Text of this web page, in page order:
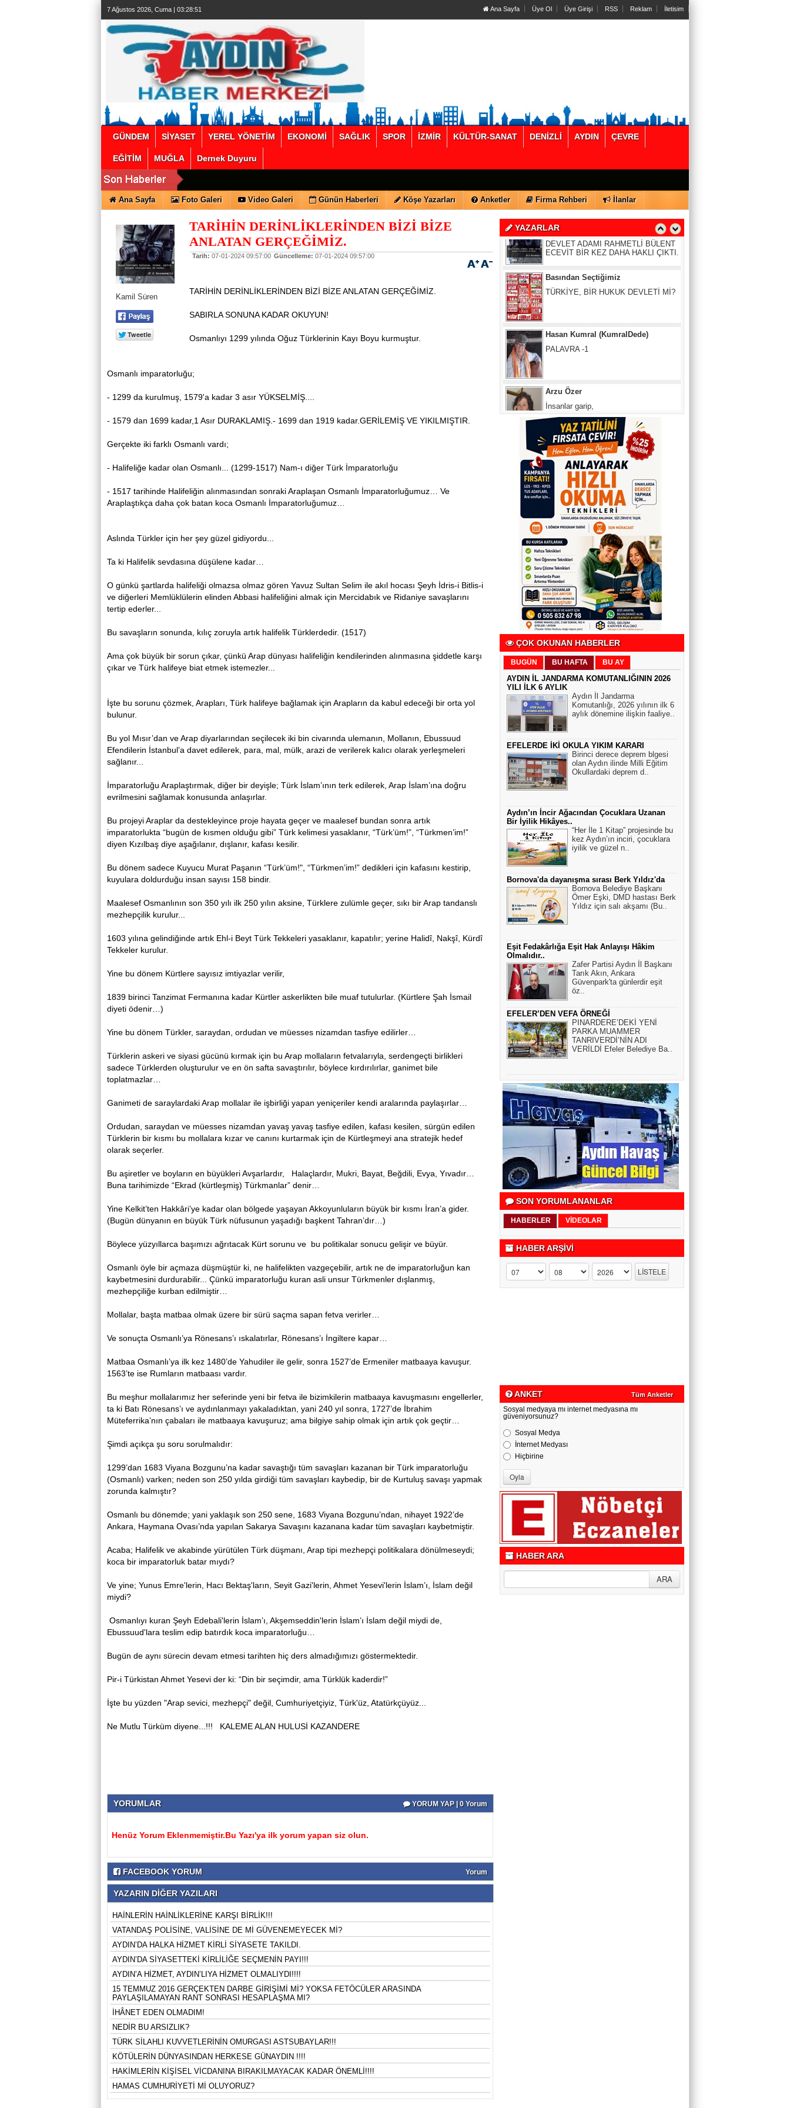
7 Ağustos 2026, Cuma | 03:28:52 Ana Sayfa Üye Ol Üye Girişi RSS Reklam İletisim
GÜNDEM SİYASET YEREL YÖNETİM EKONOMİ SAĞLIK SPOR İZMİR KÜLTÜR-SANAT DENİZLİ AYDIN ÇEVRE
EĞİTİM MUĞLA Dernek Duyuru
Ana Sayfa Foto Galeri Video Galeri Günün Haberleri Köşe Yazarları Anketler Firma Rehberi İlanlar
Kamil Süren
TARİHİN DERİNLİKLERİNDEN BİZİ BİZE
ANLATAN GERÇEĞİMİZ.
Tarih: 07-01-2024 09:57:00 Güncelleme: 07-01-2024 09:57:00
TARİHİN DERİNLİKLERİNDEN BİZİ BİZE ANLATAN GERÇEĞİMİZ.
SABIRLA SONUNA KADAR OKUYUN!
Osmanlıyı 1299 yılında Oğuz Türklerinin Kayı Boyu kurmuştur.
Osmanlı imparatorluğu;
- 1299 da kurulmuş, 1579'a kadar 3 asır YÜKSELMİŞ....
- 1579 dan 1699 kadar,1 Asır DURAKLAMIŞ.- 1699 dan 1919 kadar.GERİLEMİŞ VE YIKILMIŞTIR.
Gerçekte iki farklı Osmanlı vardı;
- Halifeliğe kadar olan Osmanlı... (1299-1517) Nam-ı diğer Türk İmparatorluğu
- 1517 tarihinde Halifeliğin alınmasından sonraki Araplaşan Osmanlı İmparatorluğumuz… Ve
Araplaştıkça daha çok batan koca Osmanlı İmparatorluğumuz…
Aslında Türkler için her şey güzel gidiyordu...
Ta ki Halifelik sevdasına düşülene kadar…
O günkü şartlarda halifeliği olmazsa olmaz gören Yavuz Sultan Selim ile akıl hocası Şeyh İdris-i Bitlis-i
ve diğerleri Memlüklülerin elinden Abbasi halifeliğini almak için Mercidabık ve Ridaniye savaşlarını
tertip ederler...
Bu savaşların sonunda, kılıç zoruyla artık halifelik Türklerdedir. (1517)
Ama çok büyük bir sorun çıkar, çünkü Arap dünyası halifeliğin kendilerinden alınmasına şiddetle karşı
çıkar ve Türk halifeye biat etmek istemezler...
İşte bu sorunu çözmek, Arapları, Türk halifeye bağlamak için Arapların da kabul edeceği bir orta yol
bulunur.
Bu yol Mısır’dan ve Arap diyarlarından seçilecek iki bin civarında ulemanın, Mollanın, Ebussuud
Efendilerin İstanbul’a davet edilerek, para, mal, mülk, arazi de verilerek kalıcı olarak yerleşmeleri
sağlanır...
İmparatorluğu Araplaştırmak, diğer bir deyişle; Türk İslam’ının terk edilerek, Arap İslam’ına doğru
evrilmesini sağlamak konusunda anlaşırlar.
Bu projeyi Araplar da destekleyince proje hayata geçer ve maalesef bundan sonra artık
imparatorlukta “bugün de kısmen olduğu gibi” Türk kelimesi yasaklanır, “Türk’üm!”, “Türkmen’im!”
diyen Kızılbaş diye aşağılanır, dışlanır, kafası kesilir.
Bu dönem sadece Kuyucu Murat Paşanın “Türk’üm!", “Türkmen’im!” dedikleri için kafasını kestirip,
kuyulara doldurduğu insan sayısı 158 bindir.
Maalesef Osmanlının son 350 yılı ilk 250 yılın aksine, Türklere zulümle geçer, sıkı bir Arap tandanslı
mezhepçilik kurulur...
1603 yılına gelindiğinde artık Ehl-i Beyt Türk Tekkeleri yasaklanır, kapatılır; yerine Halidî, Nakşî, Kürdî
Tekkeler kurulur.
Yine bu dönem Kürtlere sayısız imtiyazlar verilir,
1839 birinci Tanzimat Fermanına kadar Kürtler askerlikten bile muaf tutulurlar. (Kürtlere Şah İsmail
diyeti ödenir…)
Yine bu dönem Türkler, saraydan, ordudan ve müesses nizamdan tasfiye edilirler…
Türklerin askeri ve siyasi gücünü kırmak için bu Arap mollaların fetvalarıyla, serdengeçti birlikleri
sadece Türklerden oluşturulur ve en ön safta savaştırılır, böylece kırdırılırlar, ganimet bile
toplatmazlar…
Ganimeti de saraylardaki Arap mollalar ile işbirliği yapan yeniçeriler kendi aralarında paylaşırlar…
Ordudan, saraydan ve müesses nizamdan yavaş yavaş tasfiye edilen, kafası kesilen, sürgün edilen
Türklerin bir kısmı bu mollalara kızar ve canını kurtarmak için de Kürtleşmeyi ana stratejik hedef
olarak seçerler.
Bu aşiretler ve boyların en büyükleri Avşarlardır, Halaçlardır, Mukri, Bayat, Beğdili, Evya, Yıvadır…
Buna tarihimizde “Ekrad (kürtleşmiş) Türkmanlar” denir…
Yine Kelkit’ten Hakkâri’ye kadar olan bölgede yaşayan Akkoyunluların büyük bir kısmı İran’a gider.
(Bugün dünyanın en büyük Türk nüfusunun yaşadığı başkent Tahran’dır…)
Böylece yüzyıllarca başımızı ağrıtacak Kürt sorunu ve bu politikalar sonucu gelişir ve büyür.
Osmanlı öyle bir açmaza düşmüştür ki, ne halifelikten vazgeçebilir, artık ne de imparatorluğun kan
kaybetmesini durdurabilir... Çünkü imparatorluğu kuran asli unsur Türkmenler dışlanmış,
mezhepçiliğe kurban edilmiştir…
Mollalar, başta matbaa olmak üzere bir sürü saçma sapan fetva verirler…
Ve sonuçta Osmanlı’ya Rönesans’ı ıskalatırlar, Rönesans’ı İngiltere kapar…
Matbaa Osmanlı’ya ilk kez 1480’de Yahudiler ile gelir, sonra 1527’de Ermeniler matbaaya kavuşur.
1563’te ise Rumların matbaası vardır.
Bu meşhur mollalarımız her seferinde yeni bir fetva ile bizimkilerin matbaaya kavuşmasını engellerler,
ta ki Batı Rönesans’ı ve aydınlanmayı yakaladıktan, yani 240 yıl sonra, 1727’de İbrahim
Müteferrika’nın çabaları ile matbaaya kavuşuruz; ama bilgiye sahip olmak için artık çok geçtir…
Şimdi açıkça şu soru sorulmalıdır:
1299’dan 1683 Viyana Bozgunu’na kadar savaştığı tüm savaşları kazanan bir Türk imparatorluğu
(Osmanlı) varken; neden son 250 yılda girdiği tüm savaşları kaybedip, bir de Kurtuluş savaşı yapmak
zorunda kalmıştır?
Osmanlı bu dönemde; yani yaklaşık son 250 sene, 1683 Viyana Bozgunu’ndan, nihayet 1922’de
Ankara, Haymana Ovası’nda yapılan Sakarya Savaşını kazanana kadar tüm savaşları kaybetmiştir.
Acaba; Halifelik ve akabinde yürütülen Türk düşmanı, Arap tipi mezhepçi politikalara dönülmeseydi;
koca bir imparatorluk batar mıydı?
Ve yine; Yunus Emre'lerin, Hacı Bektaş'ların, Seyit Gazi'lerin, Ahmet Yesevi'lerin İslam’ı, İslam değil
miydi?
Osmanlıyı kuran Şeyh Edebali'lerin İslam’ı, Akşemseddin'lerin İslam’ı İslam değil miydi de,
Ebussuud'lara teslim edip batırdık koca imparatorluğu…
Bugün de aynı sürecin devam etmesi tarihten hiç ders almadığımızı göstermektedir.
Pir-i Türkistan Ahmet Yesevi der ki: “Din bir seçimdir, ama Türklük kaderdir!”
İşte bu yüzden "Arap sevici, mezhepçi" değil, Cumhuriyetçiyiz, Türk'üz, Atatürkçüyüz...
Ne Mutlu Türküm diyene...!!! KALEME ALAN HULUSİ KAZANDERE
YORUMLAR YORUM YAP | 0 Yorum
Henüz Yorum Eklenmemiştir.Bu Yazı'ya ilk yorum yapan siz olun.
FACEBOOK YORUM Yorum
YAZARIN DİĞER YAZILARI
HAİNLERİN HAİNLİKLERİNE KARŞI BİRLİK!!!
VATANDAŞ POLİSİNE, VALİSİNE DE Mİ GÜVENEMEYECEK Mİ?
AYDIN’DA HALKA HİZMET KİRLİ SİYASETE TAKILDI.
AYDIN’DA SİYASETTEKİ KİRLİLİĞE SEÇMENİN PAYI!!!
AYDIN’A HİZMET, AYDIN’LIYA HİZMET OLMALIYDI!!!!
15 TEMMUZ 2016 GERÇEKTEN DARBE GİRİŞİMİ Mİ? YOKSA FETÖCÜLER ARASINDA
PAYLAŞILAMAYAN RANT SONRASI HESAPLAŞMA MI?
İHÂNET EDEN OLMADIM!
NEDİR BU ARSIZLIK?
TÜRK SİLAHLI KUVVETLERİNİN OMURGASI ASTSUBAYLAR!!!
KÖTÜLERİN DÜNYASINDAN HERKESE GÜNAYDIN !!!!
HAKİMLERİN KİŞİSEL VİCDANINA BIRAKILMAYACAK KADAR ÖNEMLİ!!!!
HAMAS CUMHURİYETİ Mİ OLUYORUZ?
YAZARLAR
Dr. Mehmet Aytekin
Sizin Köşeniz
Kentsel Dönüşümde Arsa Payı Krizini
Geçiyor
Kamil Süren
SİYASETİN DÜRÜST LİDERİ ÜÇÜNCÜ
ECEVİT BİR KEZ DAHA HAKLI ÇIKTI.
Basından Seçtiğimiz
TÜRKİYE, BİR HUKUK DEVLETİ Mİ?
PALAVRA -1
İnsanlar garip,
Selin Esen Güneş
Bandırma" vapuru normal rotasında
gitseydi, batırılacaktı
Yeşil Köşe
Türkiye dünyanın atık deposu haline
geldi!
Beyin tümörünün 6 önemli sinyali
Köşeli Yazılar
CHP’li belediyeler neden iktidarın
hedefinde?
Hulusi Kazandere
ANLAYANLAR ANLIYOR. GEREKMEZ
ARİFLERE TARİF
Hamza Arpalı
Eurovision ve Filistin
Feride UZUNHASANOĞLU
Rüyalarımız bize bizi anlatır.
Ahmet Bozkurt
Adalet ve Narinler
Fikret Beşoğul
Depreme hazırlık bir gecede yapılamaz.
(2)
Ufo gerçeği
ÇOK OKUNAN HABERLER
BUGÜN BU HAFTA BU AY
AYDIN İL JANDARMA KOMUTANLIĞININ 2026
YILI İLK 6 AYLIK
Aydın İl Jandarma
Komutanlığı, 2026 yılının ilk 6
aylık dönemine ilişkin faaliye..
EFELERDE İKİ OKULA YIKIM KARARI
Birinci derece deprem blgesi
olan Aydın ilinde Milli Eğitim
Okullardaki deprem d..
Aydın’ın İncir Ağacından Çocuklara Uzanan
Bir İyilik Hikâyes..
“Her İle 1 Kitap” projesinde bu
kez Aydın’ın inciri, çocuklara
iyilik ve güzel n..
Bornova'da dayanışma sırası Berk Yıldız'da
Bornova Belediye Başkanı
Ömer Eşki, DMD hastası Berk
Yıldız için salı akşamı (Bu..
Eşit Fedakârlığa Eşit Hak Anlayışı Hâkim
Olmalıdır..
Zafer Partisi Aydın İl Başkanı
Tarık Akın, Ankara
Güvenpark'ta günlerdir eşit
öz..
EFELER’DEN VEFA ÖRNEĞİ
PINARDERE’DEKİ YENİ
PARKA MUAMMER
TANRIVERDİ’NİN ADI
VERİLDİ Efeler Belediye Ba..
SON YORUMLANANLAR
HABERLER VİDEOLAR
HABER ARŞİVİ
ANKET Tüm Anketler
Sosyal medyaya mı internet medyasına mı
güveniyorsunuz?
Sosyal Medya
İnternet Medyası
Hiçbirine
HABER ARA